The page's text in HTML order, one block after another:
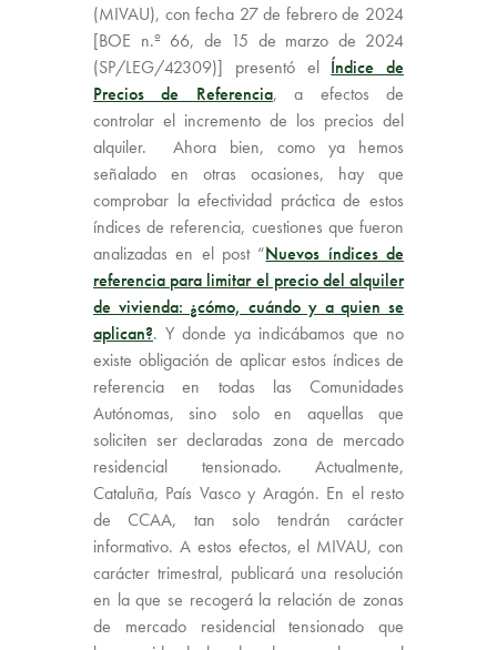
(MIVAU), con fecha 27 de febrero de 2024
[BOE n.º 66, de 15 de marzo de 2024
(SP/LEG/42309)] presentó el Índice de
Precios de Referencia, a efectos de
controlar el incremento de los precios del
alquiler. Ahora bien, como ya hemos
señalado en otras ocasiones, hay que
comprobar la efectividad práctica de estos
índices de referencia, cuestiones que fueron
analizadas en el post “Nuevos índices de
referencia para limitar el precio del alquiler
de vivienda: ¿cómo, cuándo y a quien se
aplican?. Y donde ya indicábamos que no
existe obligación de aplicar estos índices de
referencia en todas las Comunidades
Autónomas, sino solo en aquellas que
soliciten ser declaradas zona de mercado
residencial tensionado. Actualmente,
Cataluña, País Vasco y Aragón. En el resto
de CCAA, tan solo tendrán carácter
informativo. A estos efectos, el MIVAU, con
carácter trimestral, publicará una resolución
en la que se recogerá la relación de zonas
de mercado residencial tensionado que